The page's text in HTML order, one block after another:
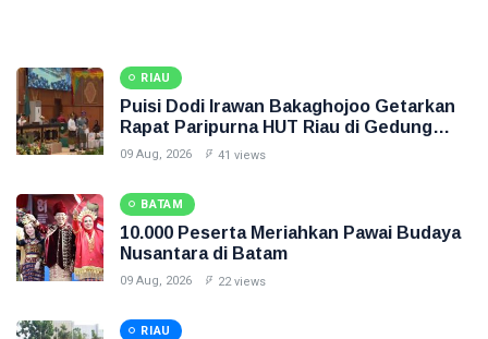
RIAU
Puisi Dodi Irawan Bakaghojoo Getarkan
Rapat Paripurna HUT Riau di Gedung
DPRD
09 Aug, 2026 41 views
BATAM
10.000 Peserta Meriahkan Pawai Budaya
Nusantara di Batam
09 Aug, 2026 22 views
RIAU